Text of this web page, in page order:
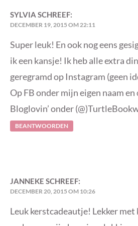
SYLVIA SCHREEF:
DECEMBER 19, 2015 OM 22:11
Super leuk! En ook nog eens
ik een kansje! Ik heb alle extra
geregramd op Instagram (geen
Op FB onder mijn eigen naam
Bloglovin’ onder
BEANTWOORDEN
JANNEKE SCHREEF:
DECEMBER 20, 2015 OM 10:26
Leuk kerstcadeautje! Lekker met